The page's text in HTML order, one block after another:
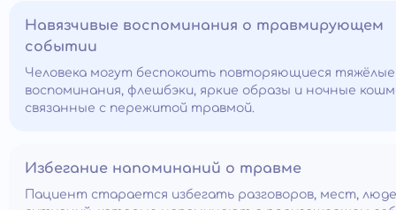
Навязчивые воспоминания о травмирующем
событии
Человека могут беспокоить повторяющиеся тяжёлые
воспоминания, флешбэки, яркие образы и ночные
связанные с пережитой травмой.
Избегание напоминаний о травме
Пациент старается избегать разговоров, мест,